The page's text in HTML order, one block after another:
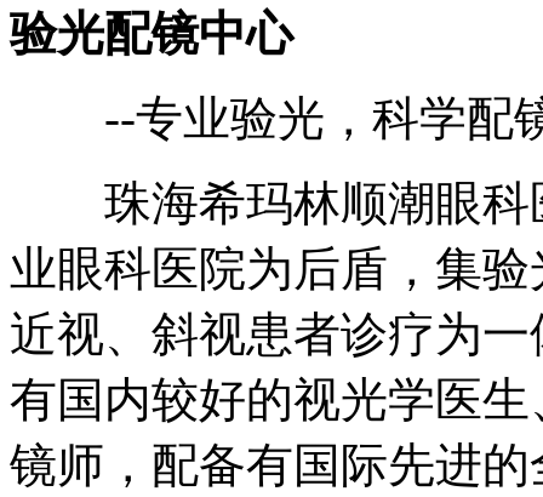
验光配镜中心
--专业验光，科学配
珠海希玛林顺潮眼科
业眼科医院为后盾，集
近视、斜视患者诊疗为
有国内较好的视光学医
镜师，配备有国际先进